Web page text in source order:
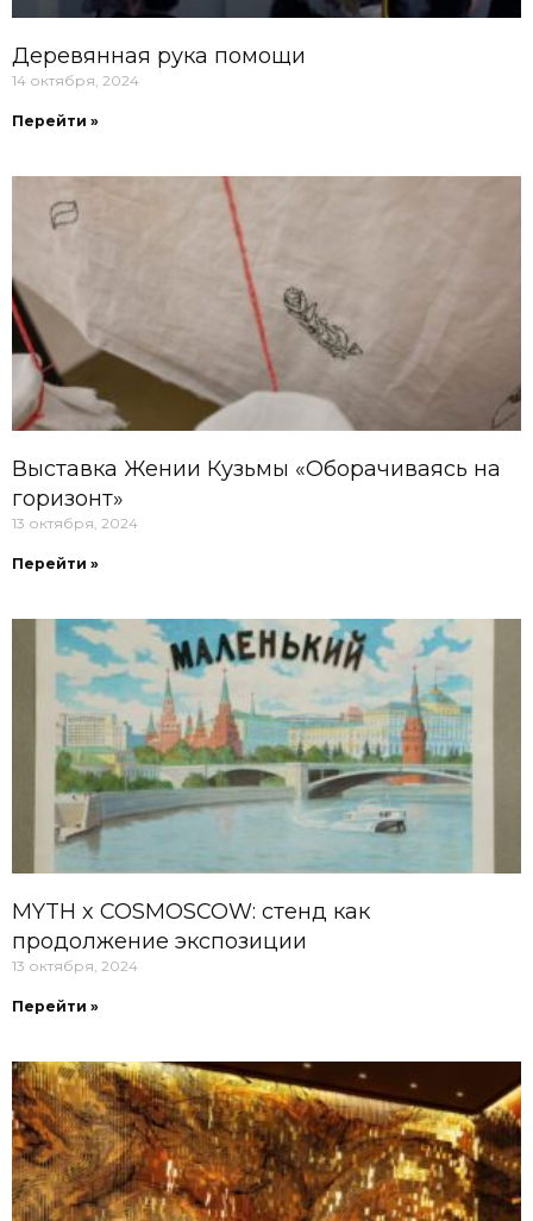
Деревянная рука помощи
14 октября, 2024
Перейти »
Выставка Жении Кузьмы «Оборачиваясь на
горизонт»
13 октября, 2024
Перейти »
MYTH x COSMOSCOW: стенд как
продолжение экспозиции
13 октября, 2024
Перейти »